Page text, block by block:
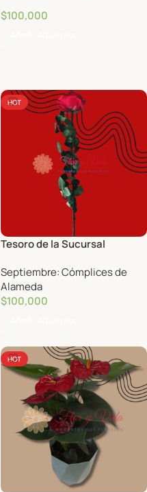
$100,000
HOT
Tesoro de la Sucursal
Septiembre: Cómplices de
Alameda
$100,000
HOT